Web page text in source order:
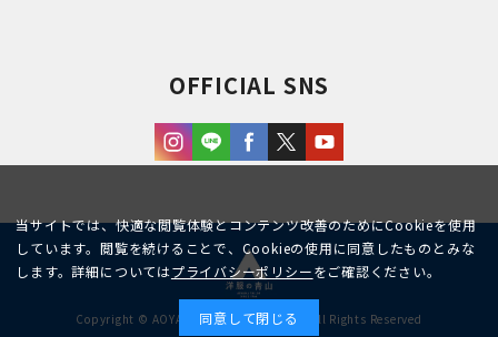
OFFICIAL SNS
Copyright © AOYAMA TRADING Co.,Ltd. All Rights Reserved
当サイトでは、快適な閲覧体験とコンテンツ改善のためにCookieを使用
しています。閲覧を続けることで、Cookieの使用に同意したものとみな
します。詳細についてはプライバシーポリシーをご確認ください。
同意して閉じる